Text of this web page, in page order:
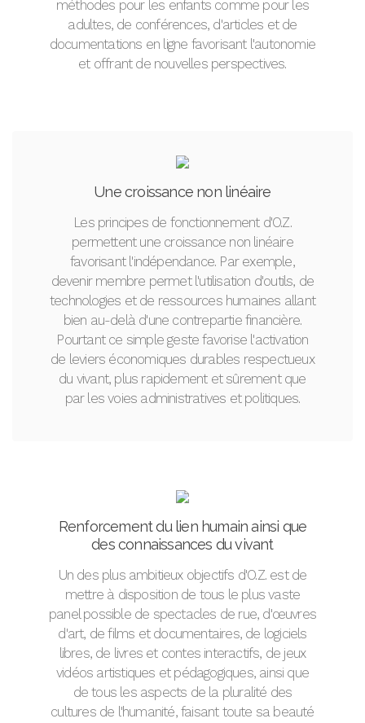
méthodes pour les enfants comme pour les
adultes, de conférences, d'articles et de
documentations en ligne favorisant l'autonomie
et offrant de nouvelles perspectives.
Une croissance non linéaire
Les principes de fonctionnement d'O.Z.
permettent une croissance non linéaire
favorisant l'indépendance. Par exemple,
devenir membre permet l'utilisation d'outils, de
technologies et de ressources humaines allant
bien au-delà d'une contrepartie financière.
Pourtant ce simple geste favorise l'activation
de leviers économiques durables respectueux
du vivant, plus rapidement et sûrement que
par les voies administratives et politiques.
Renforcement du lien humain ainsi que
des connaissances du vivant
Un des plus ambitieux objectifs d'O.Z. est de
mettre à disposition de tous le plus vaste
panel possible de spectacles de rue, d'œuvres
d'art, de films et documentaires, de logiciels
libres, de livres et contes interactifs, de jeux
vidéos artistiques et pédagogiques, ainsi que
de tous les aspects de la pluralité des
cultures de l'humanité, faisant toute sa beauté